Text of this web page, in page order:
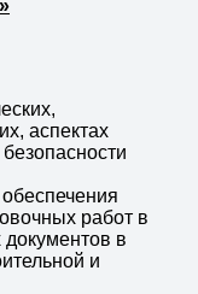
аспектах
работ в
в
и